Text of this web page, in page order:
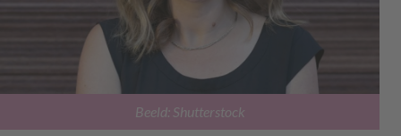
Beeld: Shutterstock